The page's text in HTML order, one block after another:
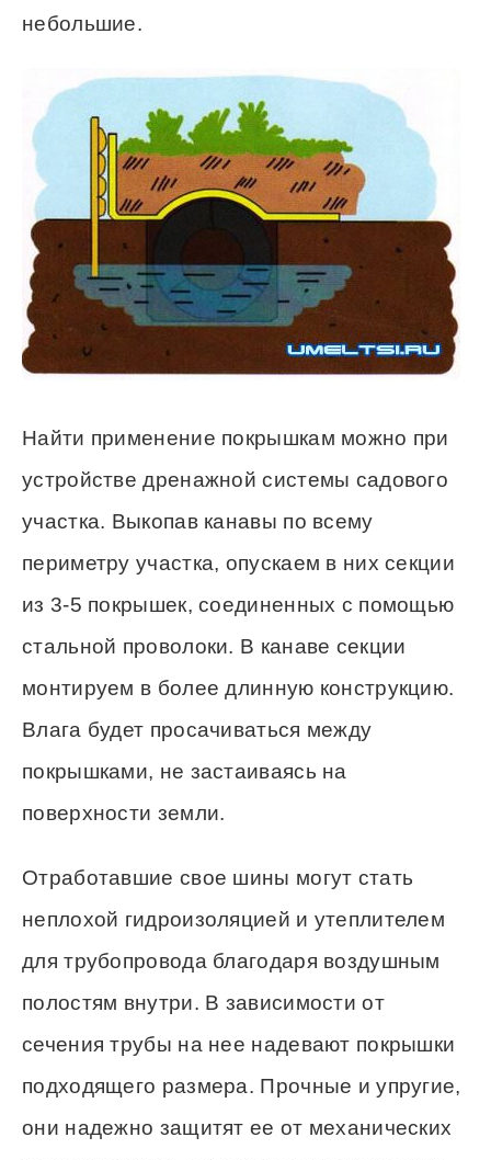
небольшие.
Найти применение покрышкам можно при
устройстве дренажной системы садового
участка. Выкопав канавы по всему
периметру участка, опускаем в них секции
из 3-5 покрышек, соединенных с помощью
стальной проволоки. В канаве секции
монтируем в более длинную конструкцию.
Влага будет просачиваться между
покрышками, не застаиваясь на
поверхности земли.
Отработавшие свое шины могут стать
неплохой гидроизоляцией и утеплителем
для трубопровода благодаря воздушным
полостям внутри. В зависимости от
сечения трубы на нее надевают покрышки
подходящего размера. Прочные и упругие,
они надежно защитят ее от механических